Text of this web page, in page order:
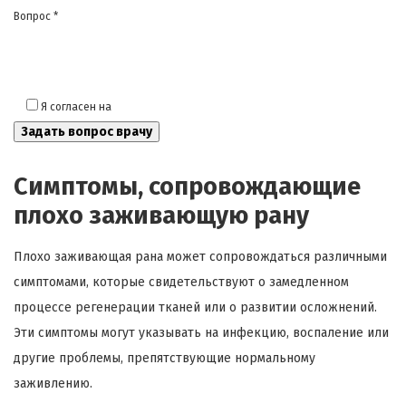
Вопрос *
Я согласен на
Симптомы, сопровождающие
плохо заживающую рану
Плохо заживающая рана может сопровождаться различными
симптомами, которые свидетельствуют о замедленном
процессе регенерации тканей или о развитии осложнений.
Эти симптомы могут указывать на инфекцию, воспаление или
другие проблемы, препятствующие нормальному
заживлению.